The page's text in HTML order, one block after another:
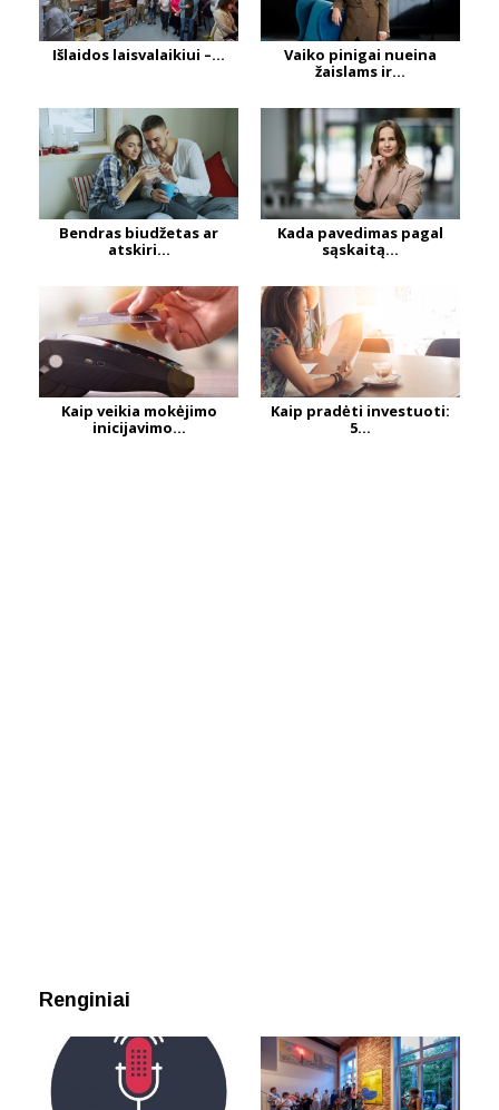
Išlaidos laisvalaikiui –...
Vaiko pinigai nueina
žaislams ir...
Bendras biudžetas ar
atskiri...
Kada pavedimas pagal
sąskaitą...
Kaip veikia mokėjimo
inicijavimo...
Kaip pradėti investuoti:
5...
Renginiai